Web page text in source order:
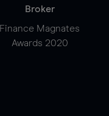
Broker
Finance Magnates
Awards 2020